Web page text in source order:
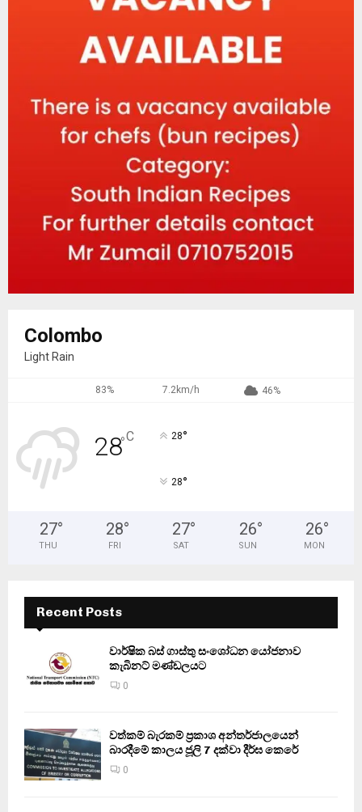
Colombo
Light Rain
83% 7.2km/h 46%
28°C 28°
28°
27°
THU
28°
FRI
27°
SAT
26°
SUN
26°
MON
Recent Posts
වාර්ෂික බස් ගාස්තු සංශෝධන යෝජනාව
කැබිනට් මණ්ඩලයට
0
වත්කම් බැරකම් ප්‍රකාශ අන්තර්ජාලයෙන්
බාරදීමේ කාලය ජූලි 7 දක්වා දීර්ඝ කෙරේ
0